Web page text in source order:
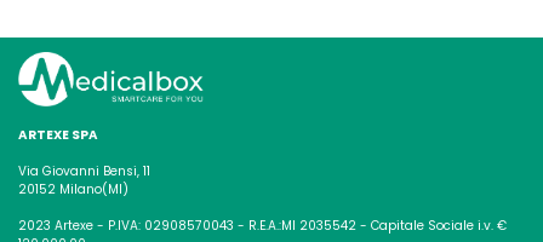
ARTEXE SPA
Via Giovanni Bensi, 11
20152 Milano(MI)
2023 Artexe - P.IVA: 02908570043 - R.E.A.:MI 2035542 - Capitale Sociale i.v. €